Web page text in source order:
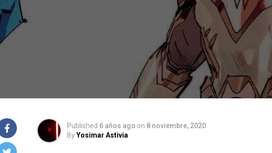
Published 6 años ago on 8 noviembre, 2020
ByYosimar Astivia